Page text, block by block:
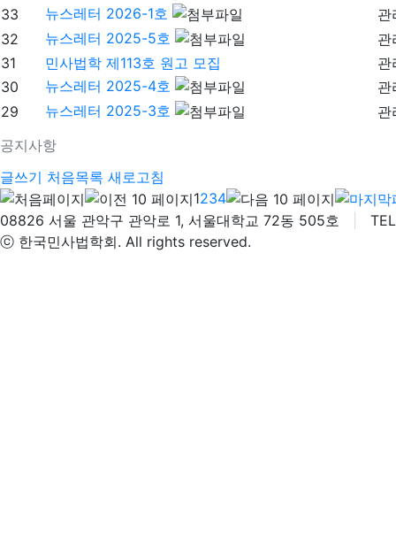
공지사항
33
뉴스레터 2026-1호
관
32
뉴스레터 2025-5호
관
31
민사법학 제113호 원고 모집
관
30
뉴스레터 2025-4호
관
29
뉴스레터 2025-3호 관
글쓰기 처음목록 새로고침
1234
08826 서울 관악구 관악로 1, 서울대학교 72동 505호
ⓒ 한국민사법학회. All rights reserved.